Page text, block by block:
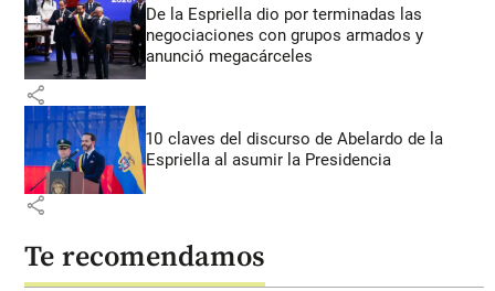
De la Espriella dio por terminadas las
negociaciones con grupos armados y
anunció megacárceles
share
10 claves del discurso de Abelardo de la
Espriella al asumir la Presidencia
share
Te recomendamos